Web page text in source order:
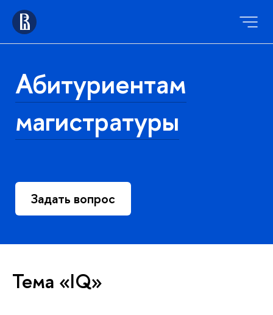
Абитуриентам
магистратуры
Задать вопрос
Тема «IQ»